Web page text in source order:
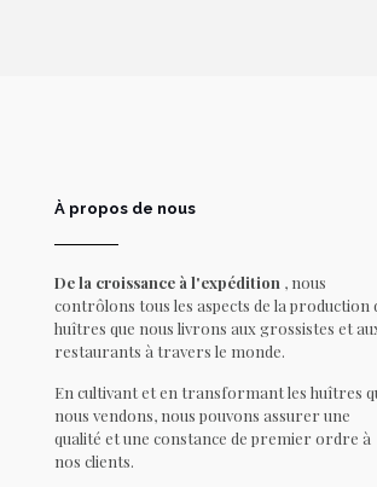
À propos de nous
De la croissance à l'expédition , nous
contrôlons tous les aspects de la production
huîtres que nous livrons aux grossistes et
restaurants à travers le monde.
En cultivant et en transformant les huîtres
nous vendons, nous pouvons assurer une
qualité et une constance de premier ordre à
nos clients.